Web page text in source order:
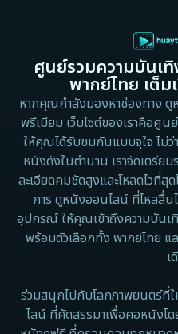
Drama
Drama
1983
1962
ศูนย์รวมความบันเ
พากย์ไทย เต็
หากคุณกำลังมองหาช่องทาง
พรีเมียม เว็บไซต์ของเราคือศู
ให้คุณได้รับชมกันแบบจุใจ ไม่ว่
หนังดังในตำนาน เราจัดเตรีย
ละเอียดคมชัดสูงและโหลดไวที่
การ ดูหนังออนไลน์ ที่ไหลลื่น
อุปกรณ์ ให้คุณเข้าถึงความบันเ
พร้อมตัวเลือกทั้ง พากย์ไทย แ
เ
ร่วมสนุกไปกับโลกภาพยนตร์
ไลน์ ที่คัดสรรมาเพื่อคอหนังโด